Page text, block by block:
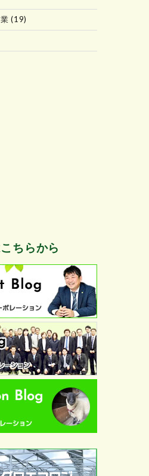
(19)
ちらから